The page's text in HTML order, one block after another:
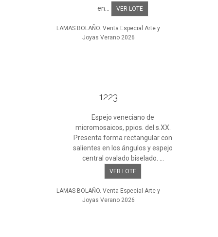
en...
VER LOTE
LAMAS BOLAÑO. Venta Especial Arte y
Joyas Verano 2026
1223
Espejo veneciano de
micromosaicos, ppios. del s.XX.
Presenta forma rectangular con
salientes en los ángulos y espejo
central ovalado biselado. ...
VER LOTE
LAMAS BOLAÑO. Venta Especial Arte y
Joyas Verano 2026